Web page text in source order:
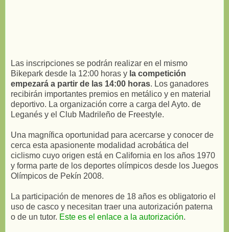
Las inscripciones se podrán realizar en el mismo
Bikepark desde la 12:00 horas y la competición
empezará a partir de las 14:00 horas. Los ganadores
recibirán importantes premios en metálico y en material
deportivo. La organización corre a carga del Ayto. de
Leganés y el Club Madrileño de Freestyle.
Una magnífica oportunidad para acercarse y conocer de
cerca esta apasionente modalidad acrobática del
ciclismo cuyo origen está en California en los años 1970
y forma parte de los deportes olímpicos desde los Juegos
Olímpicos de Pekín 2008.
La participación de menores de 18 años es obligatorio el
uso de casco y necesitan traer una autorización paterna
o de un tutor. Este es el enlace a la autorización.